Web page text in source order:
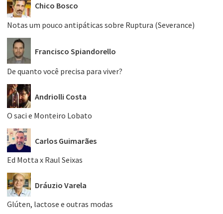
Chico Bosco
Notas um pouco antipáticas sobre Ruptura (Severance)
Francisco Spiandorello
De quanto você precisa para viver?
Andriolli Costa
O saci e Monteiro Lobato
Carlos Guimarães
Ed Motta x Raul Seixas
Dráuzio Varela
Glúten, lactose e outras modas